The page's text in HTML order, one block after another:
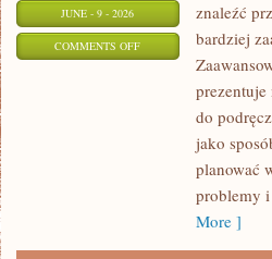
JUNE - 9 - 2026
COMMENTS OFFON
MATEMATYKA
TECHNOLOGII
znaleźć
bardziej
do
jako
planować
problemy
More ]